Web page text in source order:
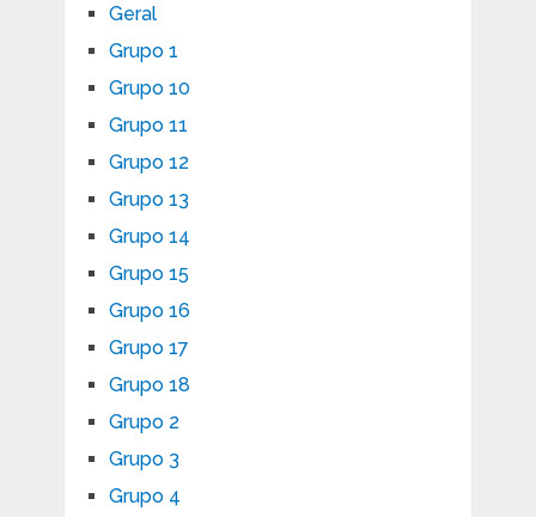
Geral
Grupo 1
Grupo 10
Grupo 11
Grupo 12
Grupo 13
Grupo 14
Grupo 15
Grupo 16
Grupo 17
Grupo 18
Grupo 2
Grupo 3
Grupo 4